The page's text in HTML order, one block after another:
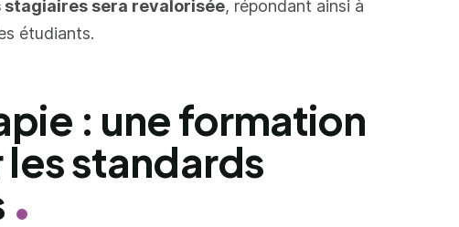
sera revalorisée, répondant ainsi à
étudiants.
: une formation
les standards